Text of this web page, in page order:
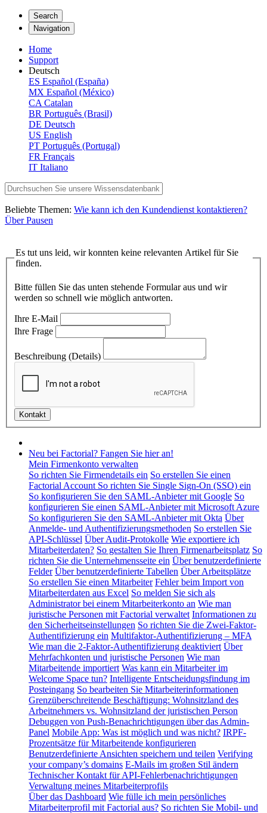
Search
Navigation
Home
Support
Deutsch
ES Español (España)
MX Español (México)
CA Catalan
BR Português (Brasil)
DE Deutsch
US English
PT Português (Portugal)
FR Français
IT Italiano
Beliebte Themen: Wie kann ich den Kundendienst kontaktieren?
Über Pausen
Es tut uns leid, wir konnten keine relevanten Artikel für Sie
finden.
Bitte füllen Sie das unten stehende Formular aus und wir
werden so schnell wie möglich antworten.
Ihre E-Mail
Ihre Frage
Beschreibung (Details)
Neu bei Factorial? Fangen Sie hier an!
Mein Firmenkonto verwalten
So richten Sie Firmendetails ein So erstellen Sie einen
Factorial Account So richten Sie Single Sign-On (SSO) ein
So konfigurieren Sie den SAML-Anbieter mit Google So
konfigurieren Sie einen SAML-Anbieter mit Microsoft Azure
So konfigurieren Sie den SAML-Anbieter mit Okta Über
Anmelde- und Authentifizierungsmethoden So erstellen Sie
API-Schlüssel Über Audit-Protokolle Wie exportiere ich
Mitarbeiterdaten? So gestalten Sie Ihren Firmenarbeitsplatz So
richten Sie die Unternehmensseite ein Über benutzerdefinierte
Felder Über benutzerdefinierte Tabellen Über Arbeitsplätze
So erstellen Sie einen Mitarbeiter Fehler beim Import von
Mitarbeiterdaten aus Excel So melden Sie sich als
Administrator bei einem Mitarbeiterkonto an Wie man
juristische Personen mit Factorial verwaltet Informationen zu
den Sicherheitseinstellungen So richten Sie die Zwei-Faktor-
Authentifizierung ein Multifaktor-Authentifizierung – MFA
Wie man die 2-Faktor-Authentifizierung deaktiviert Über
Mehrfachkonten und juristische Personen Wie man
Mitarbeitende importiert Was kann ein Mitarbeiter im
Welcome Space tun? Intelligente Entscheidungsfindung im
Posteingang So bearbeiten Sie Mitarbeiterinformationen
Grenzüberschreitende Beschäftigung: Wohnsitzland des
Arbeitnehmers vs. Wohnsitzland der juristischen Person
Debuggen von Push-Benachrichtigungen über das Admin-
Panel Mobile App: Was ist möglich und was nicht? IRPF-
Prozentsätze für Mitarbeitende konfigurieren
Benutzerdefinierte Ansichten speichern und teilen Verifying
your company’s domains E-Mails im großen Stil ändern
Technischer Kontakt für API-Fehlerbenachrichtigungen
Verwaltung meines Mitarbeiterprofils
Über das Dashboard Wie fülle ich mein persönliches
Mitarbeiterprofil mit Factorial aus? So richten Sie Mobil- und